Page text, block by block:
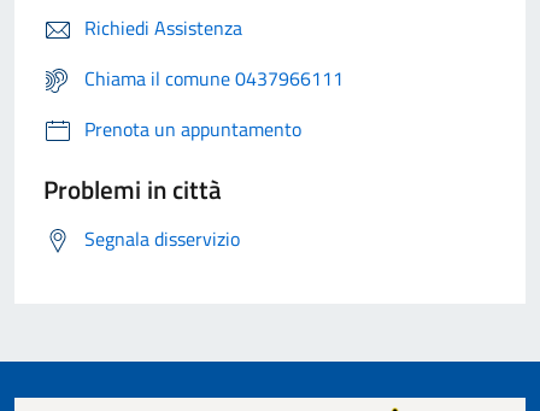
Richiedi Assistenza
Chiama il comune 0437966111
Prenota un appuntamento
Problemi in città
Segnala disservizio